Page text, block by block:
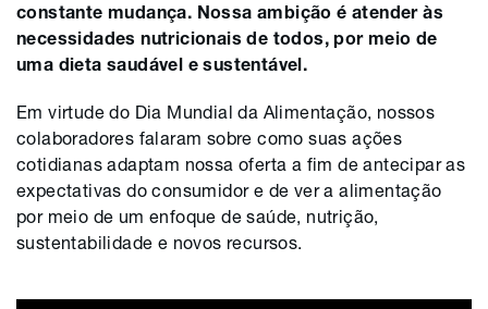
constante mudança. Nossa ambição é atender às
necessidades nutricionais de todos, por meio de
uma dieta saudável e sustentável.
Em virtude do Dia Mundial da Alimentação, nossos
colaboradores falaram sobre como suas ações
cotidianas adaptam nossa oferta a fim de antecipar as
expectativas do consumidor e de ver a alimentação
por meio de um enfoque de saúde, nutrição,
sustentabilidade e novos recursos.